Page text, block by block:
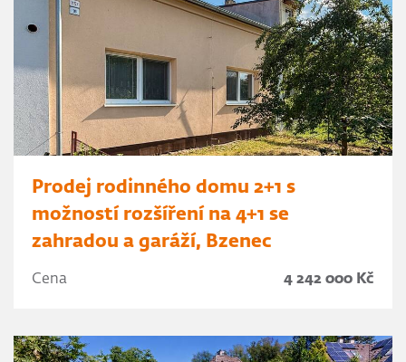
Prodej rodinného domu 2+1 s
možností rozšíření na 4+1 se
zahradou a garáží, Bzenec
Cena 4 242 000 Kč